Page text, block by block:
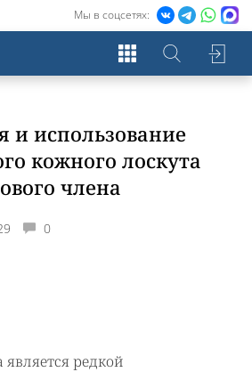
Мы в соцсетях:
и использование
кожного лоскута
члена
0
является редкой